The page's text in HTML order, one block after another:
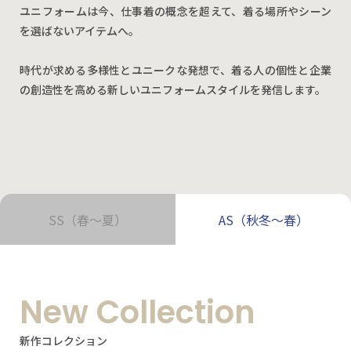
ユニフォームは今、仕事着の概念を超えて、着る場所やシーン
を選ばないアイテムへ。
時代が求める多様性とユニークな発想で、着る人の個性と企業
の創造性を高める新しいユニフォームスタイルを発信します。
SS（春～夏） AS（秋冬～春）
新作コレクション
New Collection